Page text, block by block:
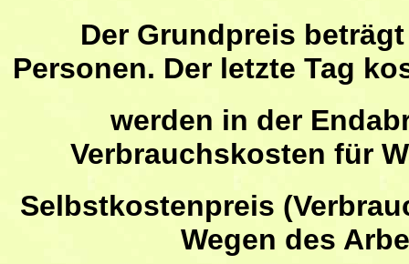
Der Grundpreis
Personen. Der letzte Tag
werden in der
Verbrauchskosten für
Selbstkostenpreis
Wegen des